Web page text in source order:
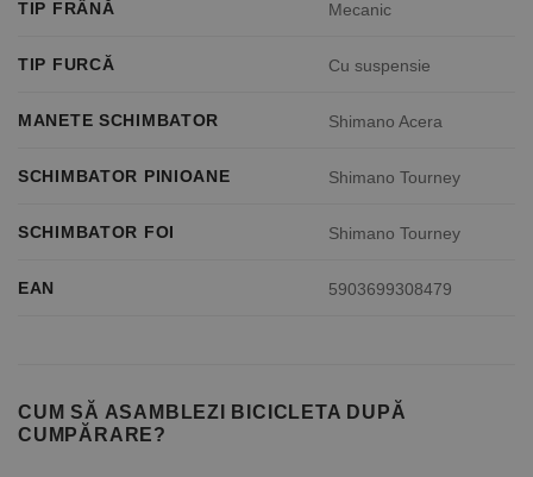
TIP FRÂNĂ Mecanic
TIP FURCĂ Cu suspensie
MANETE SCHIMBATOR Shimano Acera
SCHIMBATOR PINIOANE Shimano Tourney
SCHIMBATOR FOI Shimano Tourney
EAN 5903699308479
CUM SĂ ASAMBLEZI BICICLETA DUPĂ
CUMPĂRARE?